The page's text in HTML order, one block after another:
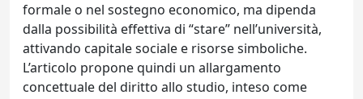
formale o nel sostegno economico, ma dipenda
dalla possibilità effettiva di “stare” nell’università,
attivando capitale sociale e risorse simboliche.
L’articolo propone quindi un allargamento
concettuale del diritto allo studio, inteso come